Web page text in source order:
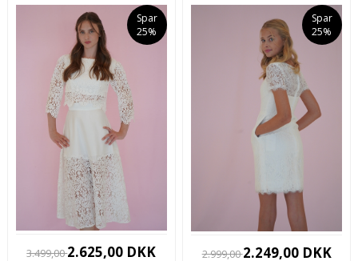
Spar
25%
3.499,002.625,00 DKK
Spar
25%
2.999,002.249,00 DKK